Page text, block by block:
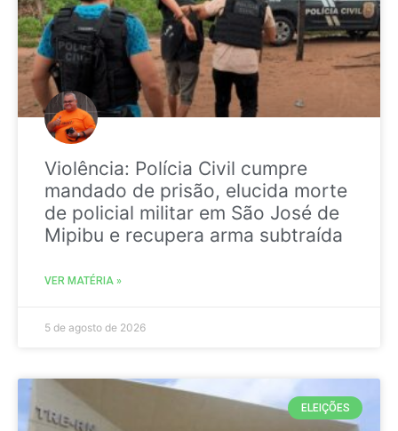
Violência: Polícia Civil cumpre
mandado de prisão, elucida morte
de policial militar em São José de
Mipibu e recupera arma subtraída
VER MATÉRIA »
5 de agosto de 2026
ELEIÇÕES